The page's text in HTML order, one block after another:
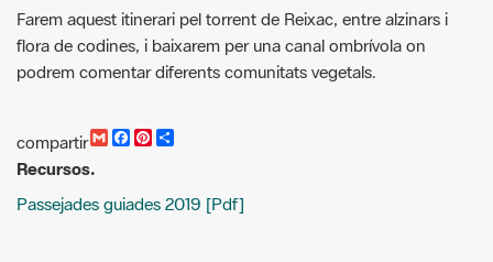
Farem aquest itinerari pel torrent de Reixac, entre alzinars i
flora de codines, i baixarem per una canal ombrívola on
podrem comentar diferents comunitats vegetals.
compartir
G
l
F
b
P
e a
Recursos.
Passejades guiades 2019 [Pdf]